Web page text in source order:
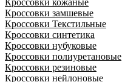
Кроссовки кожаные
Кроссовки замшевые
Кроссовки Текстильные
Кроссовки синтетика
Кроссовки нубуковые
Кроссовки полиуретановые
Кроссовки резиновые
Кроссовки нейлоновые